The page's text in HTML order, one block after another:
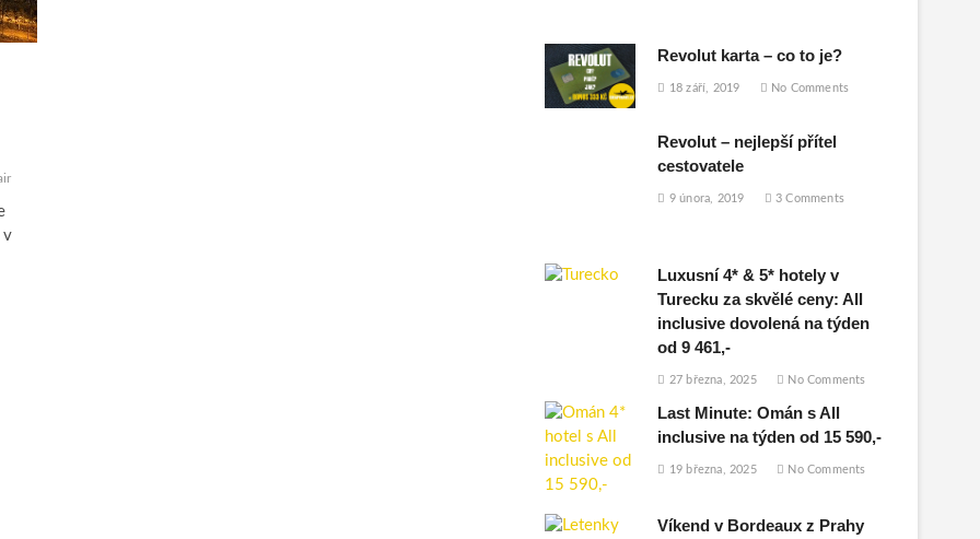
v
Revolut karta – co to je?
18 září, 2019 No Comments
Revolut – nejlepší přítel
cestovatele
9 února, 2019 3 Comments
Luxusní 4* & 5* hotely v
Turecku za skvělé ceny: All
inclusive dovolená na týden
od 9 461,-
27 března, 2025 No Comments
Last Minute: Omán s All
inclusive na týden od 15 590,-
19 března, 2025 No Comments
Víkend v Bordeaux z Prahy